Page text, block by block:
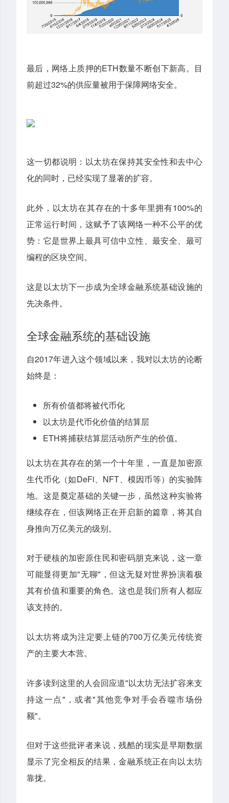
最后，网络上质押的ETH数量不断创下新高。目
前超过32%的供应量被用于保障网络安全。
这一切都说明：以太坊在保持其安全性和去中心
化的同时，已经实现了显著的扩容。
此外，以太坊在其存在的十多年里拥有100%的
正常运行时间，这赋予了该网络一种不公平的优
势：它是世界上最具可信中立性、最安全、最可
编程的区块空间。
这是以太坊下一步成为全球金融系统基础设施的
先决条件。
全球金融系统的基础设施
自2017年进入这个领域以来，我对以太坊的论断
始终是：
所有价值都将被代币化
以太坊是代币化价值的结算层
ETH将捕获结算层活动所产生的价值。
以太坊在其存在的第一个十年里，一直是加密原
生代币化（如DeFi、NFT、模因币等）的实验阵
地。这是奠定基础的关键一步，虽然这种实验将
继续存在，但该网络正在开启新的篇章，将其自
身推向万亿美元的级别。
对于硬核的加密原住民和密码朋克来说，这一章
可能显得更加"无聊"，但这无疑对世界扮演着极
其有价值和重要的角色。这也是我们所有人都应
该支持的。
以太坊将成为注定要上链的700万亿美元传统资
产的主要大本营。
许多读到这里的人会回应道"以太坊无法扩容来支
持这一点"，或者"其他竞争对手会吞噬市场份
额"。
但对于这些批评者来说，残酷的现实是早期数据
显示了完全相反的结果，金融系统正在向以太坊
靠拢。